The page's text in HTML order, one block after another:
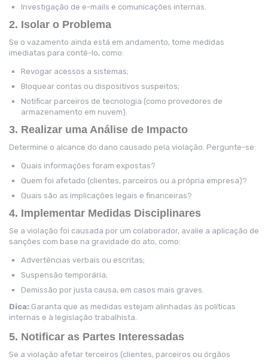
Investigação de e-mails e comunicações internas.
2. Isolar o Problema
Se o vazamento ainda está em andamento, tome medidas
imediatas para contê-lo, como:
Revogar acessos a sistemas;
Bloquear contas ou dispositivos suspeitos;
Notificar parceiros de tecnologia (como provedores de
armazenamento em nuvem).
3. Realizar uma Análise de Impacto
Determine o alcance do dano causado pela violação. Pergunte-se:
Quais informações foram expostas?
Quem foi afetado (clientes, parceiros ou a própria empresa)?
Quais são as implicações legais e financeiras?
4. Implementar Medidas Disciplinares
Se a violação foi causada por um colaborador, avalie a aplicação de
sanções com base na gravidade do ato, como:
Advertências verbais ou escritas;
Suspensão temporária;
Demissão por justa causa, em casos mais graves.
Dica: Garanta que as medidas estejam alinhadas às políticas
internas e à legislação trabalhista.
5. Notificar as Partes Interessadas
Se a violação afetar terceiros (clientes, parceiros ou órgãos